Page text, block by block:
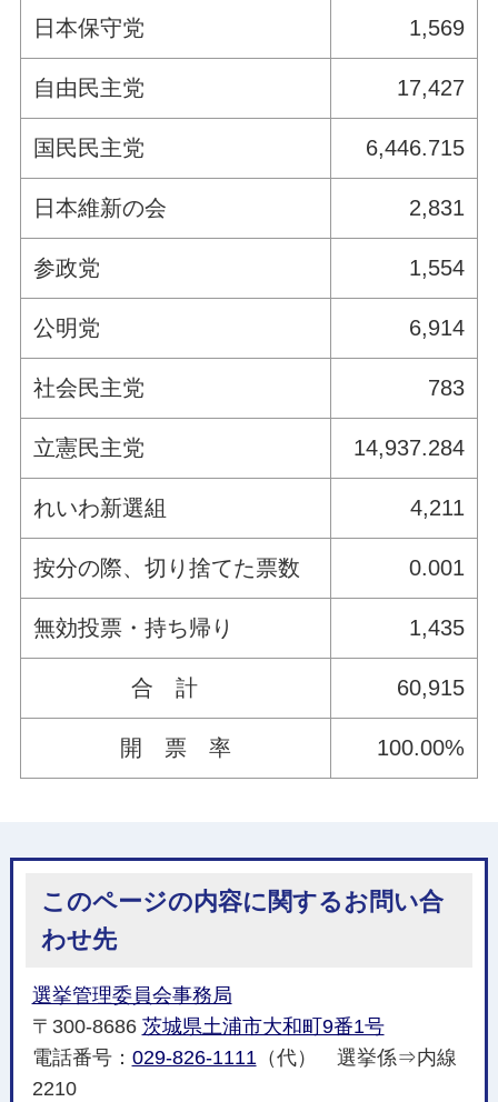
日本保守党 1,569
自由民主党 17,427
国民民主党 6,446.715
日本維新の会 2,831
参政党 1,554
公明党 6,914
社会民主党 783
立憲民主党 14,937.284
れいわ新選組 4,211
按分の際、切り捨てた票数 0.001
無効投票・持ち帰り 1,435
合 計 60,915
開 票 率 100.00%
このページの内容に関するお問い合
わせ先
選挙管理委員会事務局
〒300-8686 茨城県土浦市大和町9番1号
電話番号： 029-826-1111（代） 選挙係⇒内線
2210